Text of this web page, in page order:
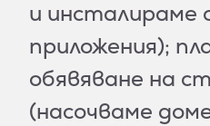
и инсталираме
приложения);
обявяване на
(насочваме